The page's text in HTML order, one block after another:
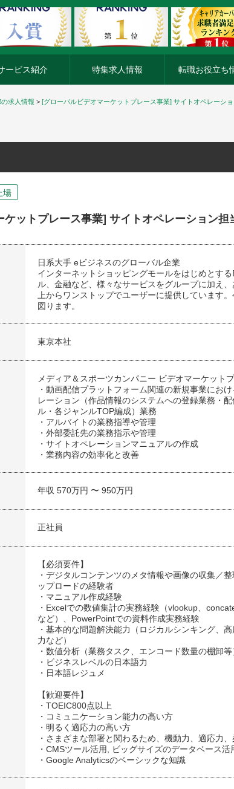
らアージスジャパン
ービス紹介 特集求人情報 転職お役立ち
求人情報 > [グローバルビデオマーケットプレース事業] サイトオペレーシ
場
ケットプレース事業] サイトオペレーション担
日系大手 eビジネスのグローバル企業
インターネットショッピングモールをはじめとす
ル、金融など、様々なサービスをグループに加え
上からワンストップでユーザーに提供しています
図ります。
東京本社
メディア＆スポーツカンパニー ビデオマーケ
・動画配信プラットフォーム関連の新規事業にお
レーション（作品情報のシステムへの登録業務・
ル・各ジャンルTOP編成）業務
・アルバイトの業務指導や管理
・外部委託先の業務指示や管理
・サイトオペレーションマニュアルの作成
・業務内容の効率化と改善
年収 570万円 〜 950万円
正社員
【必須要件】
・デジタルコンテンツのメタ情報や画像の収集／
ップロードの経験者
・マニュアル作成経験
・Excelでの数値集計の実務経験（vlookup、
など）、PowerPointでの資料作成実務経験
・基本的な問題解決能力（ロジカルシンキング、
力など）
・数値分析（業務タスク、エンコード数量
・ビジネスレベルの日本語力
・日本語レジュメ
【歓迎要件】
・TOEIC800点以上
・コミュニケーション能力の高い方
・明るく適応力の高い方
・さまざまな部署と関わるため、機動力、適
・CMSツール活用, ビッグサイズのデータベ
・Google Analyticsのベーシックな知識